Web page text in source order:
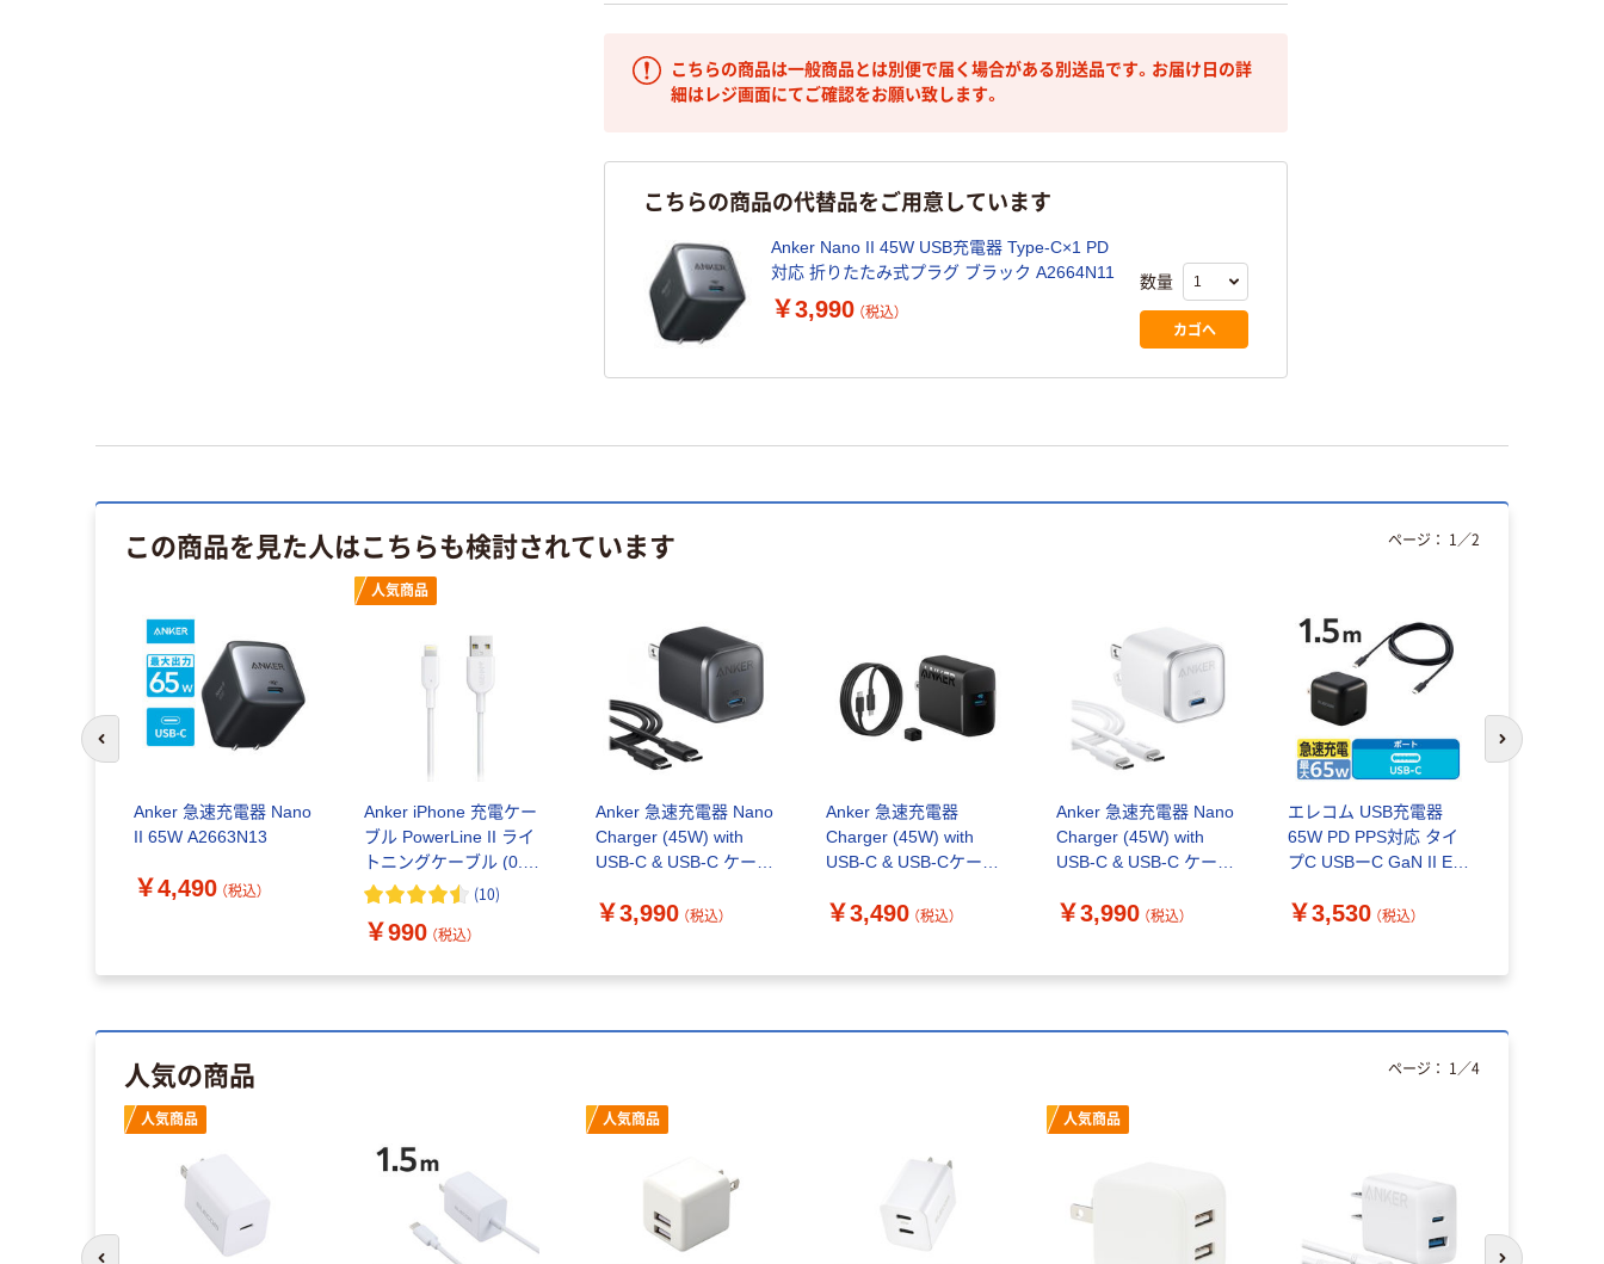
こちらの商品は一般商品とは別便で届く場合がある別送品です。お届け日の詳
細はレジ画面にてご確認をお願い致します。
こちらの商品の代替品をご用意しています
Anker Nano II 45W USB充電器 Type-C×1 PD
対応 折りたたみ式プラグ ブラック A2664N11
￥3,990 （税込）
数量
カゴへ
この商品を見た人はこちらも検討されています
Anker 急速充電器 Nano
II 65W A2663N13
￥4,490 （税込）
人気商品
Anker iPhone 充電ケー
ブル PowerLine II ライ
トニングケーブル (0.9m
ホワイト) A8432022
(10)
￥990 （税込）
Anker 急速充電器 Nano
Charger (45W) with
USB-C & USB-C ケーブ
￥3,990 （税込）
Anker 急速充電器
Charger (45W) with
USB-C & USB-Cケーブ
￥3,490 （税込）
Anker 急速充電器 Nano
Charger (45W) with
USB-C & USB-C ケーブ
￥3,990 （税込）
エレコム USB充電器
65W PD PPS対応 タイ
プC USBーC GaN II EC-
￥3,530 （税込）
ページ： 1 ／2
前のスライドへ 次のスライド
人気の商品
人気商品 人気商品 人気商品
ページ： 1 ／4